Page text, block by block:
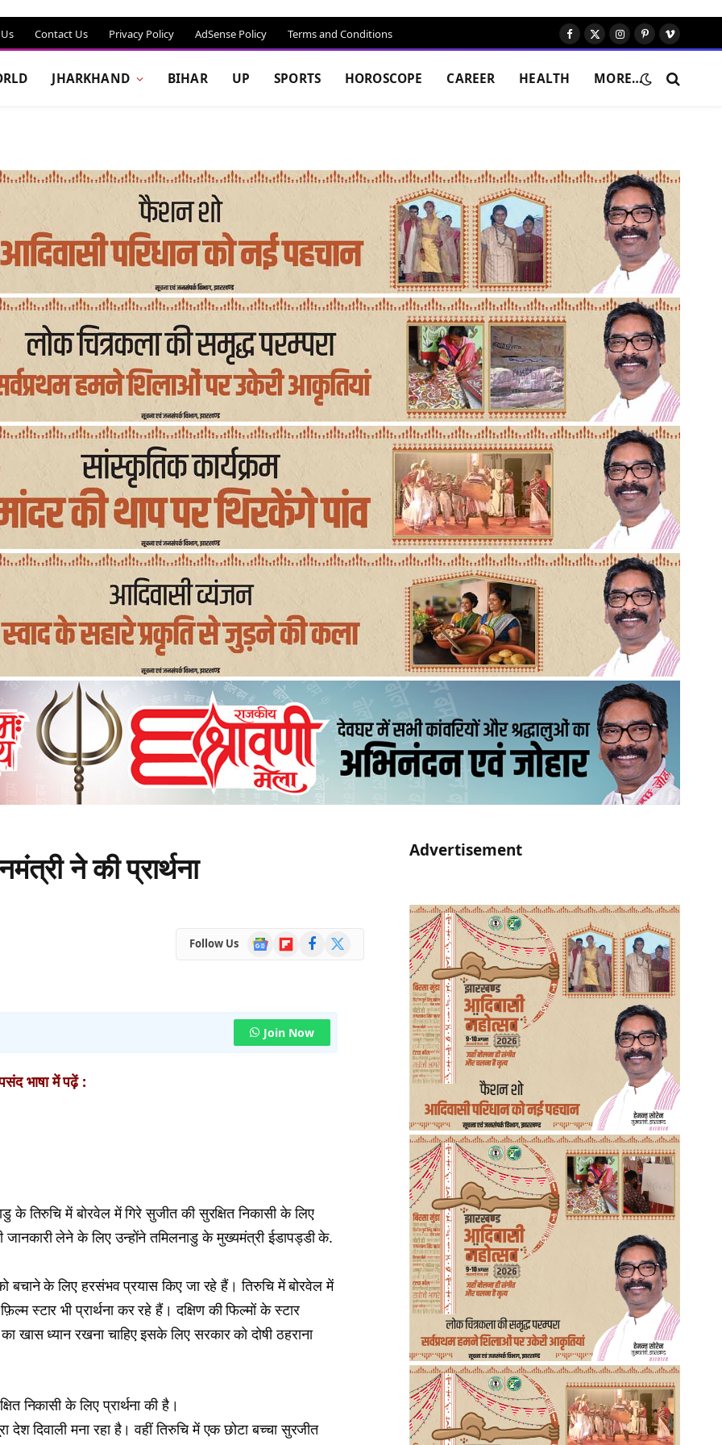
Contact Us Privacy Policy AdSense Policy Terms and Conditions Facebook
X
Instagram
Pinterest
Vimeo
JHARKHAND BIHAR UP SPORTS HOROSCOPE CAREER HEALTH MORE…
ने की प्रार्थना
Follow Us
Google
News
FlipboardFacebook
Join Now
भाषा में पढ़ें :
के तिरुचि में बोरवेल में गिरे सुजीत की सुरक्षित निकासी के लिए
लेने के लिए उन्होंने तमिलनाडु के मुख्यमंत्री ईडापड्डी के.
बचाने के लिए हरसंभव प्रयास किए जा रहे हैं। तिरुचि में बोरवेल में
स्टार भी प्रार्थना कर रहे हैं। दक्षिण की फिल्मों के स्टार
खास ध्यान रखना चाहिए इसके लिए सरकार को दोषी ठहराना
निकासी के लिए प्रार्थना की है।
दिवाली मना रहा है। वहीं तिरुचि में एक छोटा बच्चा सुरजीत
Advertisement